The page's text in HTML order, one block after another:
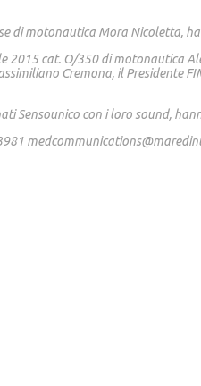
di motonautica Mora Nicoletta,
2015 cat. O/350 di motonautica
Cremona, il Presidente
Sensounico con i loro sound,